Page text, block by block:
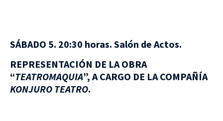
SÁBADO 5. 20:30 horas. Salón de Actos.
REPRESENTACIÓN DE LA OBRA
“TEATROMAQUIA”, A CARGO DE LA COMPAÑÍA
KONJURO TEATRO.